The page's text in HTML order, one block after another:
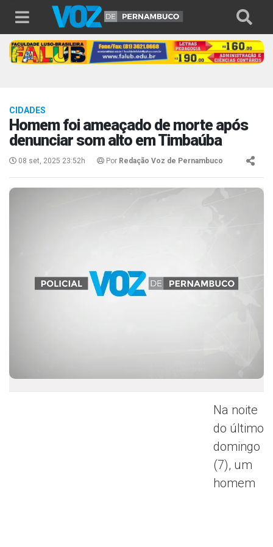
CIDADES
Homem foi ameaçado de morte após
denunciar som alto em Timbaúba
08 set, 2025 23:52h Por Redação Voz de Pernambuco
Na noite
do último
domingo
(7), um
homem